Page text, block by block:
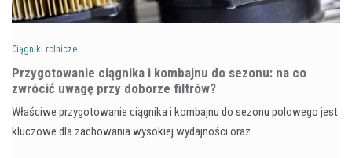
Ciągniki rolnicze
Przygotowanie ciągnika i kombajnu do sezonu: na co
zwrócić uwagę przy doborze filtrów?
Właściwe przygotowanie ciągnika i kombajnu do sezonu polowego jest
kluczowe dla zachowania wysokiej wydajności oraz…